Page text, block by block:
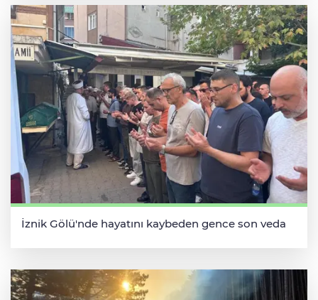
İznik Gölü'nde hayatını kaybeden gence son veda